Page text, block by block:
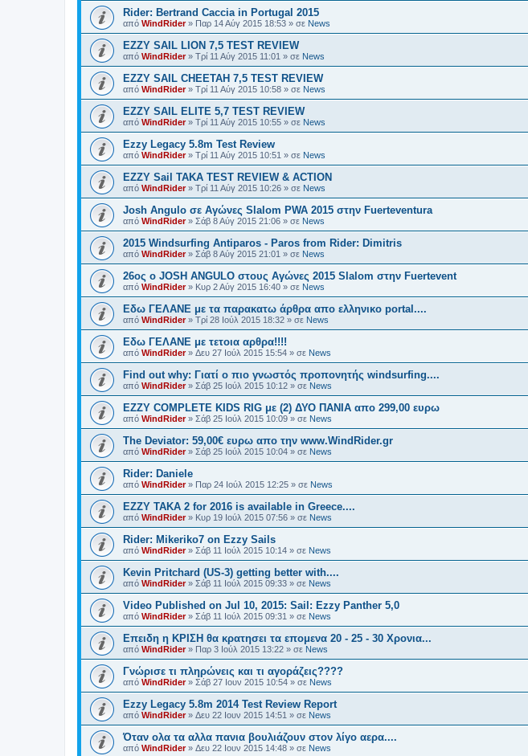
Rider: Bertrand Caccia in Portugal 2015
από WindRider» Παρ 14 Αύγ 2015 18:53 » σε News
EZZY SAIL LION 7,5 TEST REVIEW
από WindRider» Τρί 11 Αύγ 2015 11:01 » σε News
EZZY SAIL CHEETAH 7,5 TEST REVIEW
από WindRider» Τρί 11 Αύγ 2015 10:58 » σε News
EZZY SAIL ELITE 5,7 TEST REVIEW
από WindRider» Τρί 11 Αύγ 2015 10:55 » σε News
Ezzy Legacy 5.8m Test Review
από WindRider» Τρί 11 Αύγ 2015 10:51 » σε News
EZZY Sail TAKA TEST REVIEW & ACTION
από WindRider» Τρί 11 Αύγ 2015 10:26 » σε News
Josh Angulo σε Αγώνες Slalom PWA 2015 στην Fuerteventura
από WindRider» Σάβ 8 Αύγ 2015 21:06 » σε News
2015 Windsurfing Antiparos - Paros from Rider: Dimitris
από WindRider» Σάβ 8 Αύγ 2015 21:01 » σε News
26oς ο JOSH ANGULO στους Αγώνες 2015 Slalom στην Fuertevent
από WindRider» Κυρ 2 Αύγ 2015 16:40 » σε News
Εδω ΓΕΛΑΝΕ με τα παρακατω άρθρα απο ελληνικο portal....
από WindRider» Τρί 28 Ιούλ 2015 18:32 » σε News
Eδω ΓΕΛΑΝΕ με τετοια αρθρα!!!!
από WindRider» Δευ 27 Ιούλ 2015 15:54 » σε News
Find out why: Γιατί ο πιο γνωστός προπονητής windsurfing....
από WindRider» Σάβ 25 Ιούλ 2015 10:12 » σε News
EZZY COMPLETE KIDS RIG με (2) ΔΥΟ ΠΑΝΙΑ απο 299,00 ευρω
από WindRider» Σάβ 25 Ιούλ 2015 10:09 » σε News
The Deviator: 59,00€ ευρω απο την www.WindRider.gr
από WindRider» Σάβ 25 Ιούλ 2015 10:04 » σε News
Rider: Daniele
από WindRider» Παρ 24 Ιούλ 2015 12:25 » σε News
EZZY TAKA 2 for 2016 is available in Greece....
από WindRider» Κυρ 19 Ιούλ 2015 07:56 » σε News
Rider: Mikeriko7 on Ezzy Sails
από WindRider» Σάβ 11 Ιούλ 2015 10:14 » σε News
Kevin Pritchard (US-3) getting better with....
από WindRider» Σάβ 11 Ιούλ 2015 09:33 » σε News
Video Published on Jul 10, 2015: Sail: Ezzy Panther 5,0
από WindRider» Σάβ 11 Ιούλ 2015 09:31 » σε News
Επειδη η ΚΡΙΣΗ θα κρατησει τα επομενα 20 - 25 - 30 Χρονια...
από WindRider» Παρ 3 Ιούλ 2015 13:22 » σε News
Γνώρισε τι πληρώνεις και τι αγοράζεις????
από WindRider» Σάβ 27 Ιουν 2015 10:54 » σε News
Ezzy Legacy 5.8m 2014 Test Review Report
από WindRider» Δευ 22 Ιουν 2015 14:51 » σε News
Όταν ολα τα αλλα πανια βουλιάζουν στον λίγο αερα....
από WindRider» Δευ 22 Ιουν 2015 14:48 » σε News